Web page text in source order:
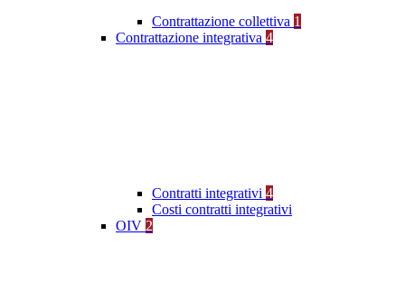
Contrattazione collettiva 1
Contrattazione integrativa 4
Contratti integrativi 4
Costi contratti integrativi
OIV 2